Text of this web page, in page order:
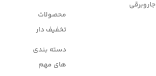
جاروبرقی
محصولات
تخفیف دار
دسته بندی
های مهم